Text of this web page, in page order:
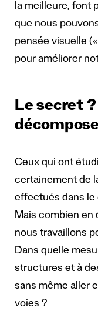
la meilleure, font
que nous
pensée visuelle
pour améliorer
Le secret
Ceux qui ont
certainement de
effectués dans le
Mais combien en
nous travaillons
Dans quelle
structures et à
sans même aller
voies ?